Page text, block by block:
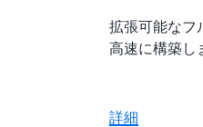
拡張可能なフ
高速に構築し
詳細